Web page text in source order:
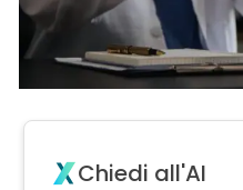
Chiedi all'AI